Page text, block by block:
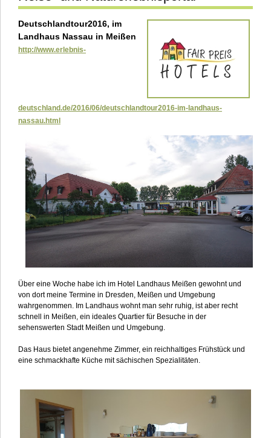
Deutschlandtour2016, im
Landhaus Nassau in Meißen
http://www.erlebnis-
deutschland.de/2016/06/deutschlandtour2016-im-landhaus-
nassau.html
Über eine Woche habe ich im Hotel Landhaus Meißen gewohnt und
von dort meine Termine in Dresden, Meißen und Umgebung
wahrgenommen. Im Landhaus wohnt man sehr ruhig, ist aber recht
schnell in Meißen, ein ideales Quartier für Besuche in der
sehenswerten Stadt Meißen und Umgebung.
Das Haus bietet angenehme Zimmer, ein reichhaltiges Frühstück und
eine schmackhafte Küche mit sächischen Spezialitäten.